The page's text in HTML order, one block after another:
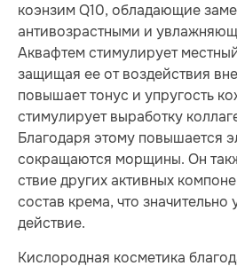
коэнзим Q10, обладающие
антивозрастными и
Аквафтем стимулирует
защищая ее от воздействия
повышает тонус и упругость
стимулирует выработку
Благодаря этому повышается
сокращаются морщины. Он
ствие других активных
состав крема, что значительно
действие.
Кислородная косметика